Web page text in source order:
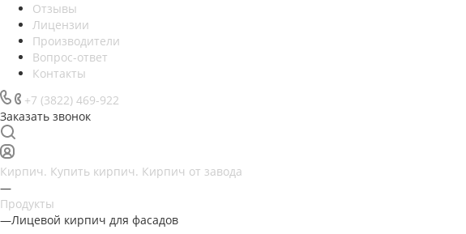
Отзывы
Лицензии
Производители
Вопрос-ответ
Контакты
+7 (3822) 469-922
Заказать звонок
Кирпич. Купить кирпич. Кирпич от завода
—
Продукты
—Лицевой кирпич для фасадов